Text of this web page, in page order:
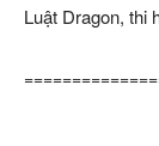
Luật Dragon, thi